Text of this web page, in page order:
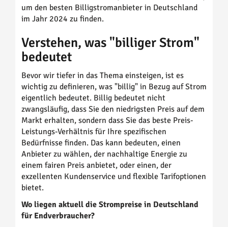
um den besten Billigstromanbieter in Deutschland
im Jahr 2024 zu finden.
Verstehen, was "billiger Strom"
bedeutet
Bevor wir tiefer in das Thema einsteigen, ist es
wichtig zu definieren, was "billig" in Bezug auf Strom
eigentlich bedeutet. Billig bedeutet nicht
zwangsläufig, dass Sie den niedrigsten Preis auf dem
Markt erhalten, sondern dass Sie das beste Preis-
Leistungs-Verhältnis für Ihre spezifischen
Bedürfnisse finden. Das kann bedeuten, einen
Anbieter zu wählen, der nachhaltige Energie zu
einem fairen Preis anbietet, oder einen, der
exzellenten Kundenservice und flexible Tarifoptionen
bietet.
Wo liegen aktuell die Strompreise in Deutschland
für Endverbraucher?